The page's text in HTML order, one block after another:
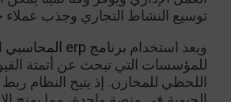
توسيع النشاط التجاري وجذب عملاء
ويعد استخدام برنامج erp المحاسبي
للمؤسسات التي تبحث عن أتمتة
اللحظي للمخازن. إذ يتيح النظام